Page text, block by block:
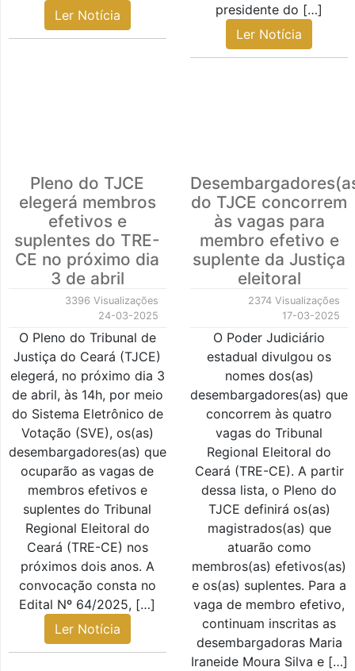
Ler Notícia
presidente do […]
Ler Notícia
Pleno do TJCE
elegerá membros
efetivos e
suplentes do TRE-
CE no próximo dia
3 de abril
3396 Visualizações
24-03-2025
O Pleno do Tribunal de
Justiça do Ceará (TJCE)
elegerá, no próximo dia 3
de abril, às 14h, por meio
do Sistema Eletrônico de
Votação (SVE), os(as)
desembargadores(as) que
ocuparão as vagas de
membros efetivos e
suplentes do Tribunal
Regional Eleitoral do
Ceará (TRE-CE) nos
próximos dois anos. A
convocação consta no
Edital Nº 64/2025, […]
Ler Notícia
do TJCE concorrem
às vagas para
membro efetivo e
suplente da Justiça
eleitoral
2374 Visualizações
17-03-2025
O Poder Judiciário
estadual divulgou os
nomes dos(as)
desembargadores(as) que
concorrem às quatro
vagas do Tribunal
Regional Eleitoral do
Ceará (TRE-CE). A partir
dessa lista, o Pleno do
TJCE definirá os(as)
magistrados(as) que
atuarão como
membros(as) efetivos(as)
e os(as) suplentes. Para a
vaga de membro efetivo,
continuam inscritas as
desembargadoras Maria
Iraneide Moura Silva e […]